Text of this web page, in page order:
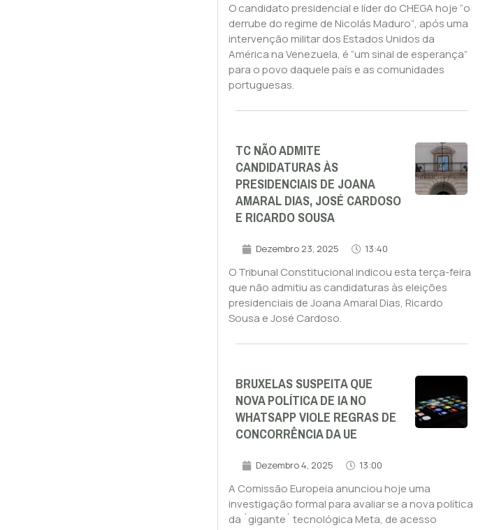
O candidato presidencial e líder do CHEGA hoje “o
derrube do regime de Nicolás Maduro“, após uma
intervenção militar dos Estados Unidos da
América na Venezuela, é “um sinal de esperança”
para o povo daquele país e as comunidades
portuguesas.
TC NÃO ADMITE
CANDIDATURAS ÀS
PRESIDENCIAIS DE JOANA
AMARAL DIAS, JOSÉ CARDOSO
E RICARDO SOUSA
Dezembro 23, 2025 13:40
O Tribunal Constitucional indicou esta terça-feira
que não admitiu as candidaturas às eleições
presidenciais de Joana Amaral Dias, Ricardo
Sousa e José Cardoso.
BRUXELAS SUSPEITA QUE
NOVA POLÍTICA DE IA NO
WHATSAPP VIOLE REGRAS DE
CONCORRÊNCIA DA UE
Dezembro 4, 2025 13:00
A Comissão Europeia anunciou hoje uma
investigação formal para avaliar se a nova política
da `gigante` tecnológica Meta, de acesso